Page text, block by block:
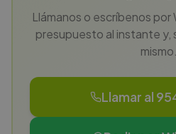
Llámanos o escríbenos
presupuesto al instante y,
mismo.
Llamar al